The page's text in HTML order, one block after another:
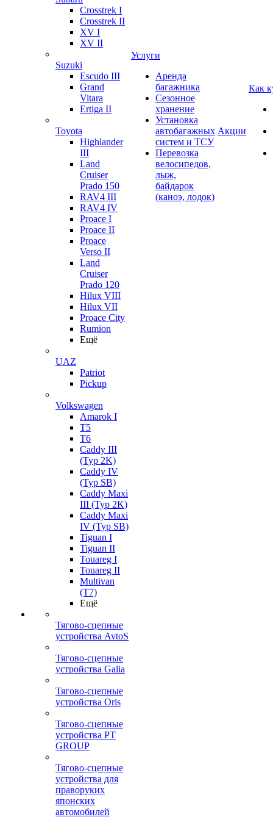
Crosstrek I
Crosstrek II
XV I
XV II
Suzuki
Escudo III
Grand
Vitara
Ertiga II
Toyota
Highlander
III
Land
Cruiser
Prado 150
RAV4 III
RAV4 IV
Proace I
Proace II
Proace
Verso II
Land
Cruiser
Prado 120
Hilux VIII
Hilux VII
Proace City
Rumion
Ещё
UAZ
Patriot
Pickup
Volkswagen
Amarok I
T5
T6
Caddy III
(Typ 2K)
Caddy IV
(Typ SB)
Caddy Maxi
III (Typ 2K)
Caddy Maxi
IV (Typ SB)
Tiguan I
Tiguan II
Touareg I
Touareg II
Multivan
(T7)
Ещё
Тягово-сцепные
устройства AvtoS
Тягово-сцепные
устройства Galia
Тягово-сцепные
устройства Oris
Тягово-сцепные
устройства PT
GROUP
Тягово-сцепные
устройства для
праворуких
японских
автомобилей
Услуги
Аренда
багажника
Сезонное
хранение
Установка
автобагажных
систем и ТСУ
Перевозка
велосипедов,
лыж,
байдарок
(каноэ, лодок)
Акции
Как